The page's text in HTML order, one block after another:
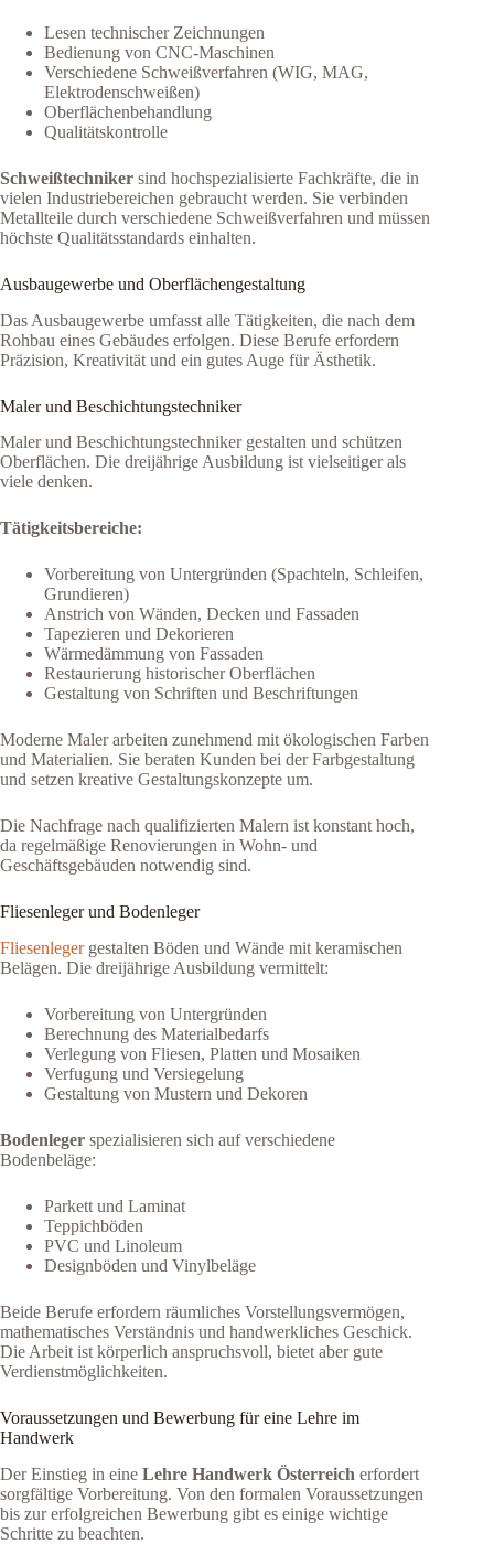
Lesen technischer Zeichnungen
Bedienung von CNC-Maschinen
Verschiedene Schweißverfahren (WIG, MAG,
Elektrodenschweißen)
Oberflächenbehandlung
Qualitätskontrolle
Schweißtechniker sind hochspezialisierte Fachkräfte, die in
vielen Industriebereichen gebraucht werden. Sie verbinden
Metallteile durch verschiedene Schweißverfahren und müssen
höchste Qualitätsstandards einhalten.
Ausbaugewerbe und Oberflächengestaltung
Das Ausbaugewerbe umfasst alle Tätigkeiten, die nach dem
Rohbau eines Gebäudes erfolgen. Diese Berufe erfordern
Präzision, Kreativität und ein gutes Auge für Ästhetik.
Maler und Beschichtungstechniker
Maler und Beschichtungstechniker gestalten und schützen
Oberflächen. Die dreijährige Ausbildung ist vielseitiger als
viele denken.
Tätigkeitsbereiche:
Vorbereitung von Untergründen (Spachteln, Schleifen,
Grundieren)
Anstrich von Wänden, Decken und Fassaden
Tapezieren und Dekorieren
Wärmedämmung von Fassaden
Restaurierung historischer Oberflächen
Gestaltung von Schriften und Beschriftungen
Moderne Maler arbeiten zunehmend mit ökologischen Farben
und Materialien. Sie beraten Kunden bei der Farbgestaltung
und setzen kreative Gestaltungskonzepte um.
Die Nachfrage nach qualifizierten Malern ist konstant hoch,
da regelmäßige Renovierungen in Wohn- und
Geschäftsgebäuden notwendig sind.
Fliesenleger und Bodenleger
Fliesenlegergestalten Böden und Wände mit keramischen
Belägen. Die dreijährige Ausbildung vermittelt:
Vorbereitung von Untergründen
Berechnung des Materialbedarfs
Verlegung von Fliesen, Platten und Mosaiken
Verfugung und Versiegelung
Gestaltung von Mustern und Dekoren
Bodenleger spezialisieren sich auf verschiedene
Bodenbeläge:
Parkett und Laminat
Teppichböden
PVC und Linoleum
Designböden und Vinylbeläge
Beide Berufe erfordern räumliches Vorstellungsvermögen,
mathematisches Verständnis und handwerkliches Geschick.
Die Arbeit ist körperlich anspruchsvoll, bietet aber gute
Verdienstmöglichkeiten.
Voraussetzungen und Bewerbung für eine Lehre im
Handwerk
Der Einstieg in eine Lehre Handwerk Österreich erfordert
sorgfältige Vorbereitung. Von den formalen Voraussetzungen
bis zur erfolgreichen Bewerbung gibt es einige wichtige
Schritte zu beachten.